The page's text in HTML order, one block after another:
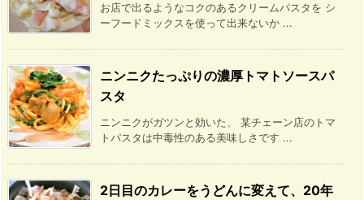
お店で出るようなコクのあるクリームパスタを シ
ーフードミックスを使って出来ないか ...
ニンニクたっぷりの濃厚トマトソースパ
スタ
ニンニクがガツンと効いた、 某チェーン店のトマ
トパスタは中毒性のある美味しさです ...
2日目のカレーをうどんに変えて、20年